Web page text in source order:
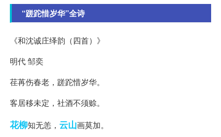
“蹉跎惜岁华”全诗
《和沈诚庄绎韵（四首）》
明代 邹奕
荏苒伤春老，蹉跎惜岁华。
客居移未定，社酒不须赊。
花柳知无恙， 云山画莫加。